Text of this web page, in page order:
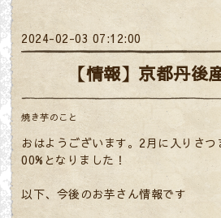
2024-02-03 07:12:00
【情報】京都丹後
焼き芋のこと
おはようございます。2月に入りさ
00%となりました！
以下、今後のお芋さん情報です